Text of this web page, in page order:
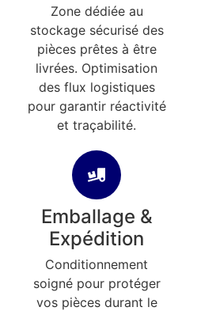
Zone dédiée au
stockage sécurisé des
pièces prêtes à être
livrées. Optimisation
des flux logistiques
pour garantir réactivité
et traçabilité.
Emballage &
Expédition
Conditionnement
soigné pour protéger
vos pièces durant le